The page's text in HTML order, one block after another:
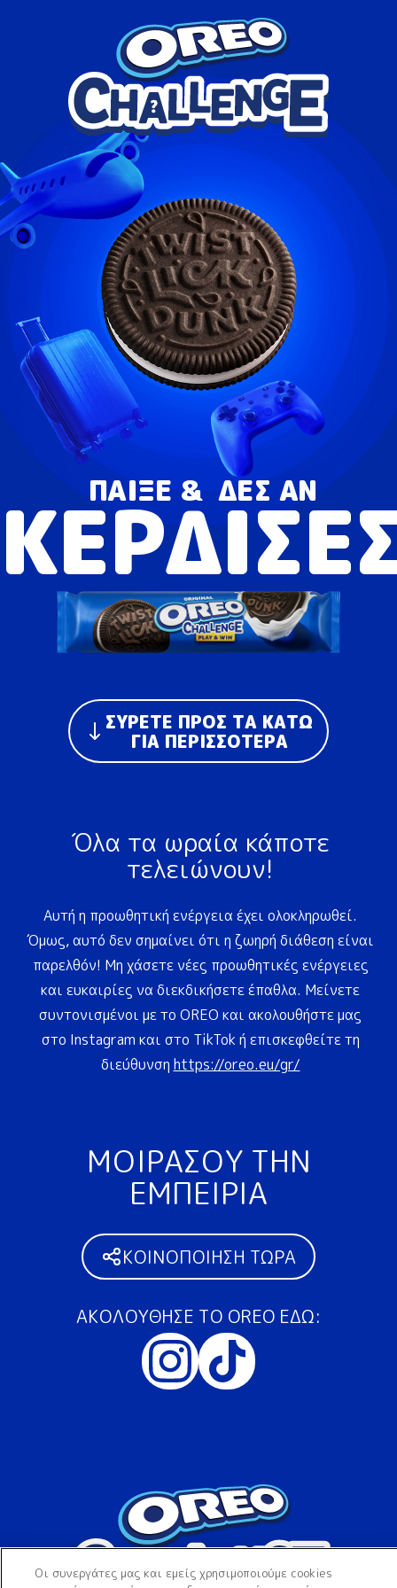
ΠΑΙΞΕ & ΔΕΣ ΑΝ
ΣΎΡΕΤΕ ΠΡΟΣ ΤΑ ΚΆΤΩ
ΓΙΑ ΠΕΡΙΣΣΌΤΕΡΑ
Όλα τα ωραία κάποτε
τελειώνουν!
Αυτή η προωθητική ενέργεια έχει ολοκληρωθεί.
Όμως, αυτό δεν σημαίνει ότι η ζωηρή διάθεση είναι
παρελθόν! Μη χάσετε νέες προωθητικές ενέργειες
και ευκαιρίες να διεκδικήσετε έπαθλα. Μείνετε
συντονισμένοι με το OREO και ακολουθήστε μας
στο Instagram και στο TikTok ή επισκεφθείτε τη
διεύθυνση https://oreo.eu/gr/
ΜΟΙΡΆΣΟΥ ΤΗΝ
ΕΜΠΕΙΡΊΑ
ΚΟΙΝΟΠΟΊΗΣΗ ΤΏΡΑ
ΑΚΟΛΟΎΘΗΣΕ ΤΟ OREO ΕΔΏ:
Οι συνεργάτες μας και εμείς χρησιμοποιούμε cookies